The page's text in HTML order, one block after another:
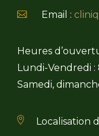
Email :
Heures
Lundi-Vendredi :
Samedi,
Localisation